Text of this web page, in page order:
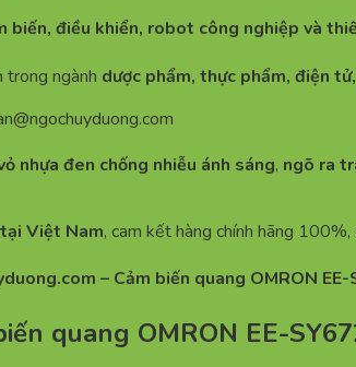
biến, điều khiển, robot công nghiệp và
trong ngành dược phẩm, thực phẩm, điện
nhựa đen chống nhiễu ánh sáng, ngõ ra
tại Việt Nam, cam kết hàng chính hãng 100%,
– Cảm biến quang OMRON EE-
quang OMRON EE-